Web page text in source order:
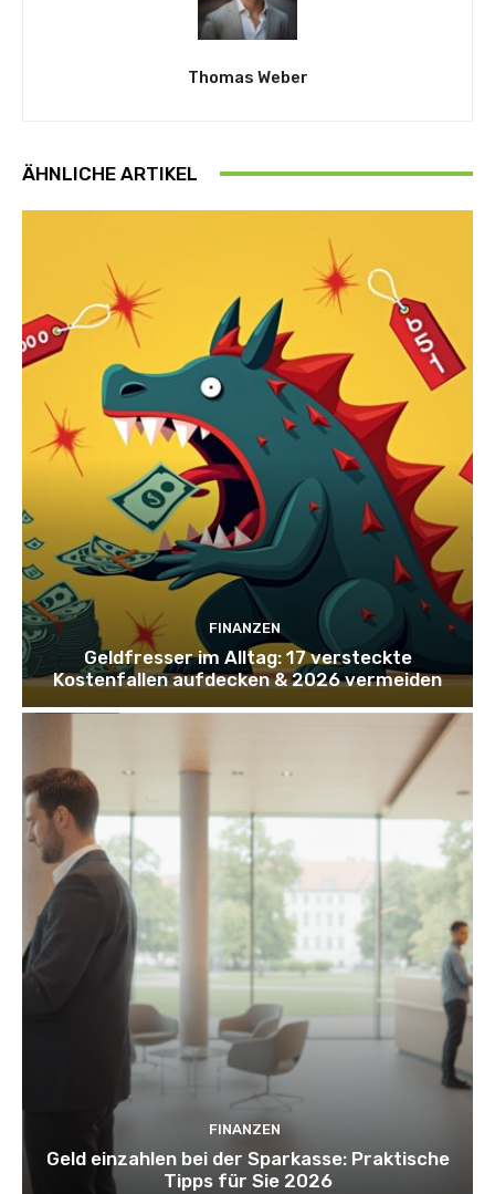
Thomas Weber
ÄHNLICHE ARTIKEL
FINANZEN
Geldfresser im Alltag: 17 versteckte
Kostenfallen aufdecken & 2026 vermeiden
FINANZEN
Geld einzahlen bei der Sparkasse: Praktische
Tipps für Sie 2026